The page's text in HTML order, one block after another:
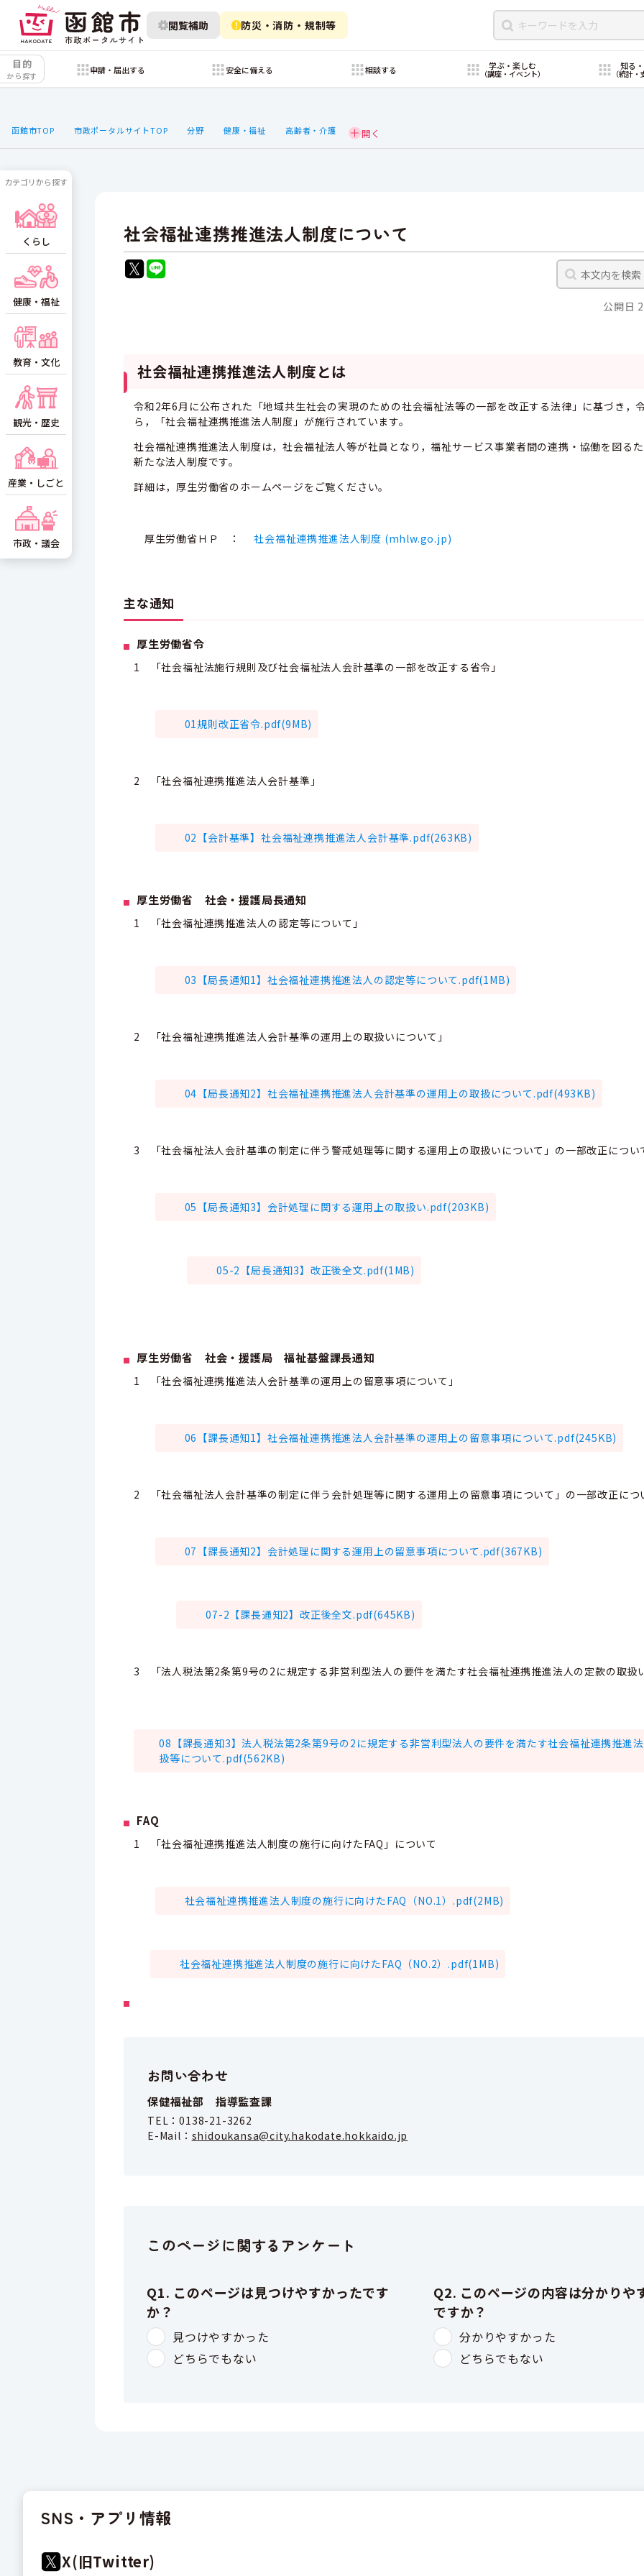
閲覧補助 防災・消防・規制等
目的
から探す
申請・届出する 安全に備える 相談する 学ぶ・楽しむ
（講座・イベント）
知る
（統計
函館市TOP 市政ポータルサイトTOP 分野 健康・福祉 高齢者・介護
社会福祉連携推進法人制度について
公開日
社会福祉連携推進法人制度とは
令和2年6月に公布された「地域共生社会の実現のための社会福祉法等の一部を改正する法律」に基づき，
ら，「社会福祉連携推進法人制度」が施行されています。
社会福祉連携推進法人制度は，社会福祉法人等が社員となり，福祉サービス事業者間の連携・協働を図る
新たな法人制度です。
詳細は，厚生労働省のホームページをご覧ください。
厚生労働省ＨＰ ： 社会福祉連携推進法人制度 (mhlw.go.jp)
主な通知
厚生労働省令
1 「社会福祉法施行規則及び社会福祉法人会計基準の一部を改正する省令」
01規則改正省令.pdf(9MB)
2 「社会福祉連携推進法人会計基準」
02【会計基準】社会福祉連携推進法人会計基準.pdf(263KB)
厚生労働省 社会・援護局長通知
1 「社会福祉連携推進法人の認定等について」
03【局長通知1】社会福祉連携推進法人の認定等について.pdf(1MB)
2 「社会福祉連携推進法人会計基準の運用上の取扱いについて」
04【局長通知2】社会福祉連携推進法人会計基準の運用上の取扱について.pdf(493KB)
3 「社会福祉法人会計基準の制定に伴う警戒処理等に関する運用上の取扱いについて」の一部改正につい
05【局長通知3】会計処理に関する運用上の取扱い.pdf(203KB)
05-2【局長通知3】改正後全文.pdf(1MB)
厚生労働省 社会・援護局 福祉基盤課長通知
1 「社会福祉連携推進法人会計基準の運用上の留意事項について」
06【課長通知1】社会福祉連携推進法人会計基準の運用上の留意事項について.pdf(245KB)
2 「社会福祉法人会計基準の制定に伴う会計処理等に関する運用上の留意事項について」の一部改正につ
07【課長通知2】会計処理に関する運用上の留意事項について.pdf(367KB)
07-2【課長通知2】改正後全文.pdf(645KB)
3 「法人税法第2条第9号の2に規定する非営利型法人の要件を満たす社会福祉連携推進法人の定款の取扱
08【課長通知3】法人税法第2条第9号の2に規定する非営利型法人の要件を満たす社会福祉連携推進
扱等について.pdf(562KB)
FAQ
1 「社会福祉連携推進法人制度の施行に向けたFAQ」について
社会福祉連携推進法人制度の施行に向けたFAQ（NO.1）.pdf(2MB)
社会福祉連携推進法人制度の施行に向けたFAQ（NO.2）.pdf(1MB)
お問い合わせ
保健福祉部 指導監査課
TEL：0138-21-3262
E-Mail： shidoukansa@city.hakodate.hokkaido.jp
このページに関するアンケート
カテゴリから探す
くらし
健康・福祉
教育・文化
観光・歴史
産業・しごと
市政・議会
SNS・アプリ情報
X(旧Twitter)